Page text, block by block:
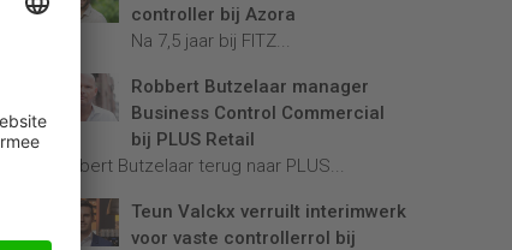
controller bij Azora
Na 7,5 jaar bij FITZ...
Robbert Butzelaar manager
Business Control Commercial
bij PLUS Retail
Robbert Butzelaar terug naar PLUS...
Teun Valckx verruilt interimwerk
voor vaste controllerrol bij